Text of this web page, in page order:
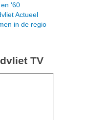
'60
Actueel
in de regio
TV